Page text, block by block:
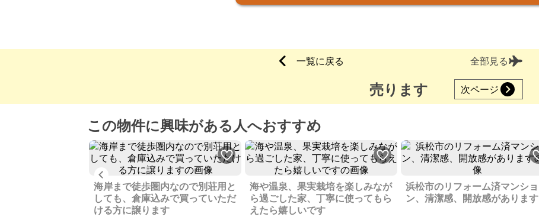
一覧に戻る 全部見る
売ります 次ページ
この物件に興味がある人へおすすめ
Previous
海岸まで徒歩圏内なので別荘用と
しても、倉庫込みで買っていただ
ける方に譲ります
海や温泉、果実栽培を楽しみなが
ら過ごした家、丁寧に使ってもら
えたら嬉しいです
浜松市のリフォーム済マンショ
ン、清潔感、開放感があります